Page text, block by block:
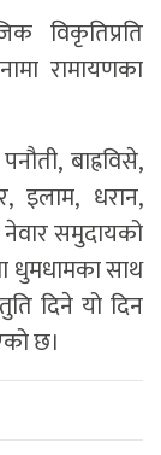
विकृतिप्रति
रामायणका
बाह्रविसे,
इलाम, धरान,
नेवार समुदायको
धुमधामका साथ
दिने यो दिन
छ।